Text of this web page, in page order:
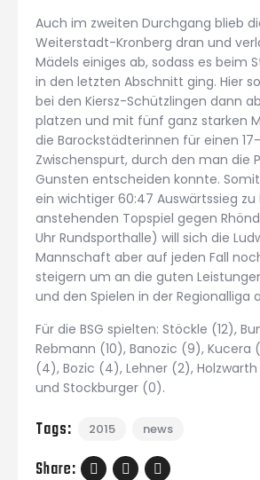
Auch im zweiten Durchgang blieb
Weiterstadt-Kronberg dran und
Mädels einiges ab, sodass es beim
in den letzten Abschnitt ging. Hier
bei den Kiersz-Schützlingen dann
platzen und mit fünf ganz starken
die Barockstädterinnen für einen
Zwischenspurt, durch den man die
Gunsten entscheiden konnte.
ein wichtiger 60:47 Auswärtssieg zu
anstehenden Topspiel gegen
Uhr Rundsporthalle) will sich die
Mannschaft aber auf jeden Fall
steigern um an die guten
und den Spielen in der Regionalliga
Für die BSG spielten: Stöckle (12),
Rebmann (10), Banozic (9), Kucera
(4), Bozic (4), Lehner (2),
und Stockburger (0).
Tags: 2015 news
Share: